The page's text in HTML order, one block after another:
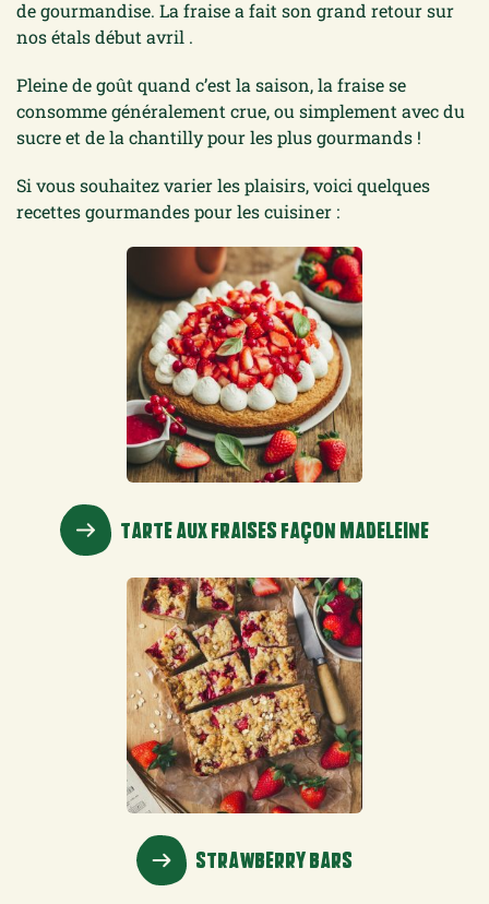
de gourmandise. La fraise a fait son grand retour sur
nos étals début avril .
Pleine de goût quand c’est la saison, la fraise se
consomme généralement crue, ou simplement avec du
sucre et de la chantilly pour les plus gourmands !
Si vous souhaitez varier les plaisirs, voici quelques
recettes gourmandes pour les cuisiner :
TARTE AUX FRAISES FAÇON MADELEINE
STRAWBERRY BARS